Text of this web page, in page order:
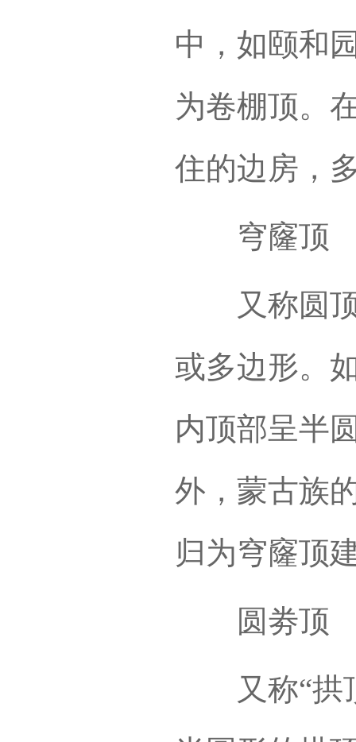
中，如颐和
为卷棚顶。
住的边房，
穹窿顶
又称圆顶
或多边形。
内顶部呈半
外，蒙古族
归为穹窿顶
圆劵顶
又称“拱顶